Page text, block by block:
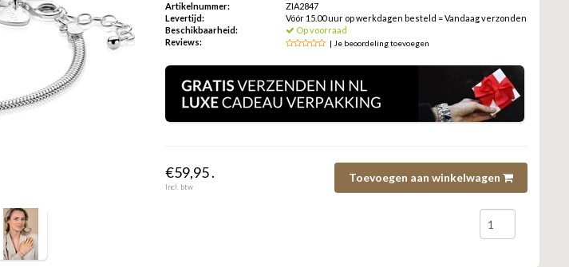
Artikelnummer:
ZIA2847
Levertijd:
Vóór 15.00 uur op werkdagen besteld = Vandaag verzonden
Beschikbaarheid:
Op voorraad
Reviews:
| Je beoordeling toevoegen
€59,95 .
Incl. btw
Toevoegen aan winkelwagen